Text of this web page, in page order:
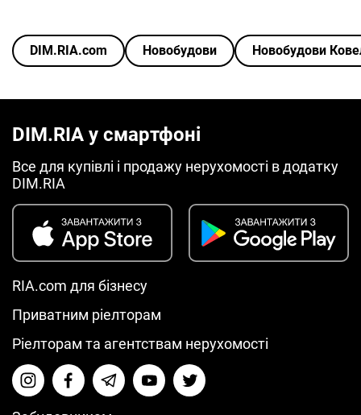
DIM.RIA.com Новобудови Новобудови
DIM.RIA у смартфоні
Все для купівлі і продажу нерухомості в додатку
DIM.RIA
RIA.com для бізнесу
Приватним ріелторам
Ріелторам та агентствам нерухомості